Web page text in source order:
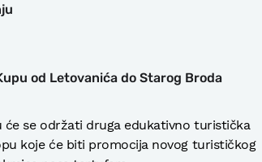
od Letovanića do Starog Broda
će se održati druga edukativno turistička
koje će biti promocija novog turističkog